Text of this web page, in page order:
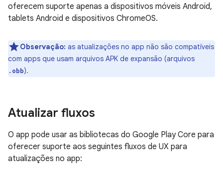
oferecem suporte apenas a dispositivos móveis Android,
tablets Android e dispositivos ChromeOS.
Observação: as atualizações no app não são compatíveis
com apps que usam arquivos APK de expansão (arquivos
.obb).
Atualizar fluxos
O app pode usar as bibliotecas do Google Play Core para
oferecer suporte aos seguintes fluxos de UX para
atualizações no app: